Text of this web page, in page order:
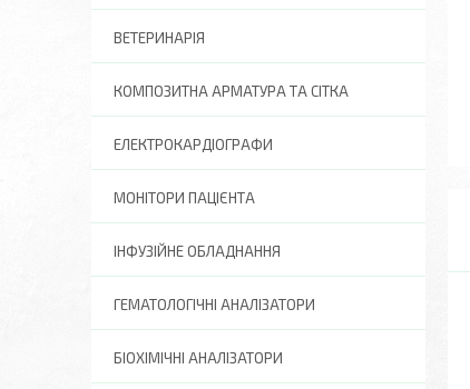
ВЕТЕРИНАРІЯ
КОМПОЗИТНА АРМАТУРА ТА СІТКА
ЕЛЕКТРОКАРДІОГРАФИ
МОНІТОРИ ПАЦІЄНТА
ІНФУЗІЙНЕ ОБЛАДНАННЯ
ГЕМАТОЛОГІЧНІ АНАЛІЗАТОРИ
БІОХІМІЧНІ АНАЛІЗАТОРИ